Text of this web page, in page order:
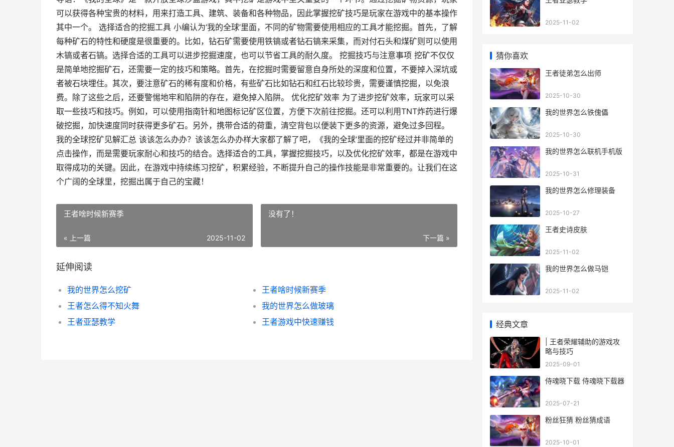
可以获得各种宝贵的材料，用来打造工具、建筑、装备和各种物品，因此掌握挖矿技巧是玩家在游戏中的基本操作
其中一个。 选择适合的挖掘工具 小编认为‘我的全球’里面，不同的矿物需要使用相应的工具才能挖掘。首先，了解
每种矿石的特性和硬度是很重要的。比如，钻石矿需要使用铁镐或者钻石镐来采集，而对付石头和煤矿则可以使用
木镐或者石镐。选择合适的工具可以进步挖掘速度，也可以节省工具的耐久度。 挖掘技巧与注意事项 挖矿不仅仅
是简单地挖掘矿石，还需要一定的技巧和策略。首先，在挖掘时需要留意自身所处的深度和位置，不要掉入深坑或
者被石块埋住。其次，要注意矿石的稀有度和价格，有些矿石比如钻石和红石比较珍贵，需要谨慎挖掘，以免浪
费。除了这些之后，还要警惕地牢和陷阱的存在，避免掉入陷阱。 优化挖矿效率 为了进步挖矿效率，玩家可以采
取一些技巧和技巧。例如，可以使用指南针和地图标记矿区位置，方便下次前往挖掘。还可以利用TNT炸药进行爆
破挖掘，加快速度同时获得更多矿石。另外，携带合适的荷重，清空背包以便装下更多的资源，避免过多回程。
我的全球挖矿见解汇总 该该怎么办办？该该怎么办办样大家都了解了吧，《我的全球’里面的挖矿经过并非简单的
点击操作，而是需要玩家耐心和技巧的结合。选择适合的工具，掌握挖掘技巧，以及优化挖矿效率，都是在游戏中
取得成功的关键。因此，在游戏中持续练习挖矿，积累经验，不断提升自己的操作技能是非常重要的。让我们在这
个广阔的全球里，挖掘出属于自己的宝藏！
王者啥时候新赛季
« 上一篇 2025-11-02
没有了！
下一篇 »
延伸阅读
我的世界怎么挖矿
王者啥时候新赛季
王者怎么得不知火舞
我的世界怎么做玻璃
王者亚瑟教学
王者游戏中快速赚钱
2025-11-02
猜你喜欢
王者徒弟怎么出师
2025-10-30
我的世界怎么铁傀儡
2025-10-30
我的世界怎么联机手机版
2025-10-31
我的世界怎么修理装备
2025-10-27
王者史诗皮肤
2025-11-02
我的世界怎么做马铠
2025-11-02
经典文章
| 王者荣耀辅助的游戏攻
略与技巧
2025-09-01
侍魂晓下载 侍魂晓下载器
2025-07-21
粉丝狂猜 粉丝猜成语
2025-10-01